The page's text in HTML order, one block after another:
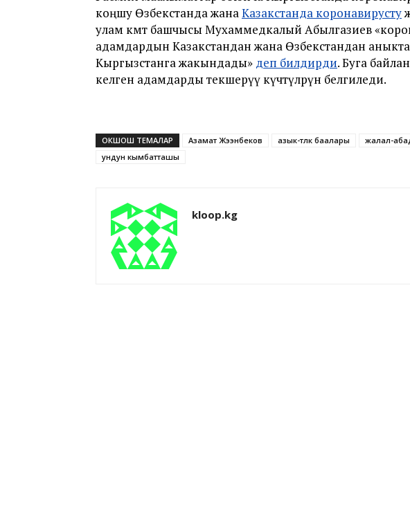
коңшу Өзбекстанда жанаКазакстанда коронавирусту
улам өкмөт башчысы Мухаммедкалый Абылгазиев
адамдардын Казакстандан жана Өзбекстандан
Кыргызстанга жакындады» деп билдирди. Буга
келген адамдарды текшерүү күчөтүлөрүн белгиледи.
ОКШОШ ТЕМАЛАР Азамат Жээнбеков азык-түлүк баалары жалал-
ундун кымбатташы
kloop.kg